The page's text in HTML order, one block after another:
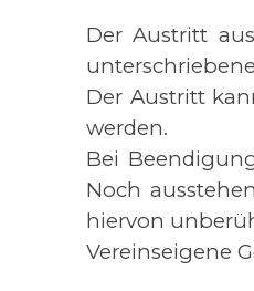
Der Austritt
Der Austritt
werden.
Bei
Noch
hiervon
Vereinseigene